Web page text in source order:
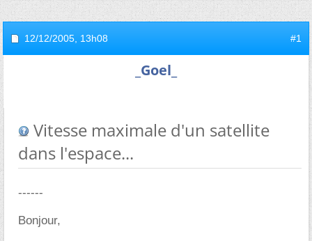
12/12/2005, 13h08 #1
_Goel_
Vitesse maximale d'un satellite
dans l'espace...
------
Bonjour,